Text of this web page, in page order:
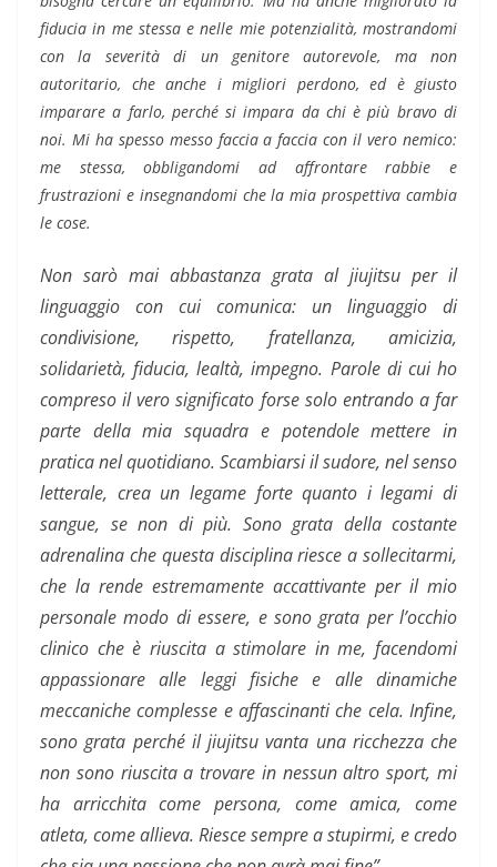
fiducia in me stessa e nelle mie potenzialità, mostrandomi
con la severità di un genitore autorevole, ma non
autoritario, che anche i migliori perdono, ed è giusto
imparare a farlo, perché si impara da chi è più bravo di
noi. Mi ha spesso messo faccia a faccia con il vero nemico:
me stessa, obbligandomi ad affrontare rabbie e
frustrazioni e insegnandomi che la mia prospettiva cambia
le cose.
Non sarò mai abbastanza grata al jiujitsu per il
linguaggio con cui comunica: un linguaggio di
condivisione, rispetto, fratellanza, amicizia,
solidarietà, fiducia, lealtà, impegno. Parole di cui ho
compreso il vero significato forse solo entrando a far
parte della mia squadra e potendole mettere in
pratica nel quotidiano. Scambiarsi il sudore, nel senso
letterale, crea un legame forte quanto i legami di
sangue, se non di più. Sono grata della costante
adrenalina che questa disciplina riesce a sollecitarmi,
che la rende estremamente accattivante per il mio
personale modo di essere, e sono grata per l’occhio
clinico che è riuscita a stimolare in me, facendomi
appassionare alle leggi fisiche e alle dinamiche
meccaniche complesse e affascinanti che cela. Infine,
sono grata perché il jiujitsu vanta una ricchezza che
non sono riuscita a trovare in nessun altro sport, mi
ha arricchita come persona, come amica, come
atleta, come allieva. Riesce sempre a stupirmi, e credo